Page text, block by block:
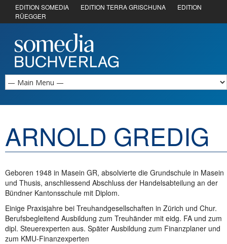
EDITION SOMEDIA EDITION TERRA GRISCHUNA
EDITION
RÜEGGER
ARNOLD GREDIG
Geboren 1948 in Masein GR, absolvierte die Grundschule in Masein
und Thusis, anschliessend Abschluss der Handelsabteilung an der
Bündner Kantonsschule mit Diplom.
Einige Praxisjahre bei Treuhandgesellschaften in Zürich und Chur.
Berufsbegleitend Ausbildung zum Treuhänder mit eidg. FA und zum
dipl. Steuerexperten aus. Später Ausbildung zum Finanzplaner und
zum KMU-Finanzexperten